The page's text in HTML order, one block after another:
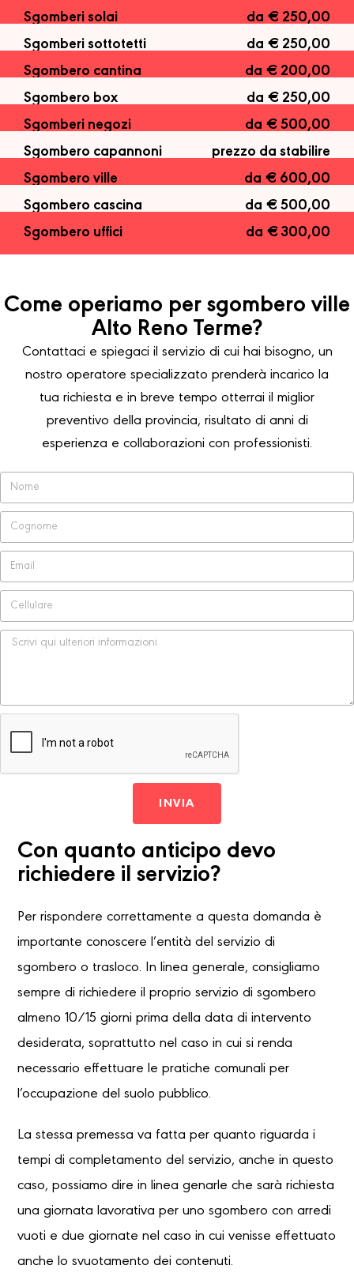
Sgomberi solai
da € 250,00
Sgomberi sottotetti
da € 250,00
Sgombero cantina
da € 200,00
Sgombero box
da € 250,00
Sgomberi negozi
da € 500,00
Sgombero capannoni
prezzo da stabilire
Sgombero ville
da € 600,00
Sgombero cascina
da € 500,00
Sgombero uffici
da € 300,00
Come operiamo per sgombero ville
Alto Reno Terme?
Contattaci e spiegaci il servizio di cui hai bisogno, un
nostro operatore specializzato prenderà incarico la
tua richiesta e in breve tempo otterrai il miglior
preventivo della provincia, risultato di anni di
esperienza e collaborazioni con professionisti.
INVIA
Con quanto anticipo devo
richiedere il servizio?
Per rispondere correttamente a questa domanda è
importante conoscere l’entità del servizio di
sgombero o trasloco. In linea generale, consigliamo
sempre di richiedere il proprio servizio di sgombero
almeno 10/15 giorni prima della data di intervento
desiderata, soprattutto nel caso in cui si renda
necessario effettuare le pratiche comunali per
l’occupazione del suolo pubblico.
La stessa premessa va fatta per quanto riguarda i
tempi di completamento del servizio, anche in questo
caso, possiamo dire in linea genarle che sarà richiesta
una giornata lavorativa per uno sgombero con arredi
vuoti e due giornate nel caso in cui venisse effettuato
anche lo svuotamento dei contenuti.